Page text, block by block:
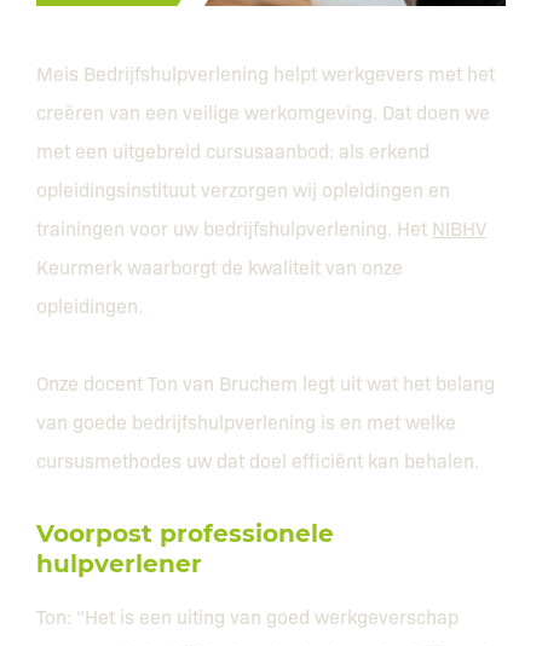
Meis Bedrijfshulpverlening helpt werkgevers met het
creëren van een veilige werkomgeving. Dat doen we
met een uitgebreid cursusaanbod: als erkend
opleidings­instituut verzorgen wij opleidingen en
trainingen voor uw bedrijfshulpverlening. Het NIBHV
Keurmerk waarborgt de kwaliteit van onze
opleidingen.
Onze docent Ton van Bruchem legt uit wat het belang
van goede bedrijfshulpverlening is en met welke
cursusmethodes uw dat doel efficiënt kan behalen.
Voorpost professionele
hulpverlener
Ton: “Het is een uiting van goed werkgeverschap